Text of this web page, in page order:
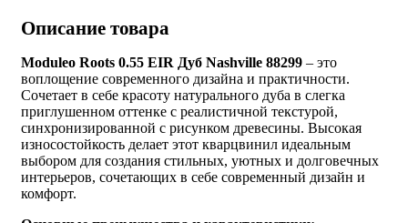
Описание товара
Moduleo Roots 0.55 EIR Дуб Nashville 88299 – это
воплощение современного дизайна и практичности.
Сочетает в себе красоту натурального дуба в слегка
приглушенном оттенке с реалистичной текстурой,
синхронизированной с рисунком древесины. Высокая
износостойкость делает этот кварцвинил идеальным
выбором для создания стильных, уютных и долговечных
интерьеров, сочетающих в себе современный дизайн и
комфорт.